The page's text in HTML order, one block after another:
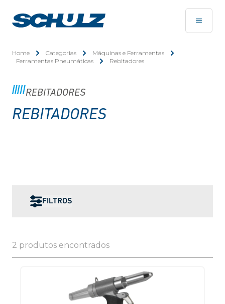
Home Categorias
Máquinas e Ferramentas
Ferramentas Pneumáticas
Rebitadores
REBITADORES
REBITADORES
FILTROS
2 produtos encontrados